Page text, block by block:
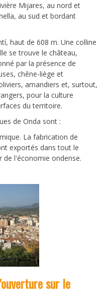
Mijares, au nord et
au sud et bordant
haut de 608 m. Une colline
se trouve le château,
par la présence de
chêne-liège et
amandiers et, surtout,
pour la culture
du territoire.
de Onda sont :
La fabrication de
exportés dans tout le
l'économie ondense.
sur le